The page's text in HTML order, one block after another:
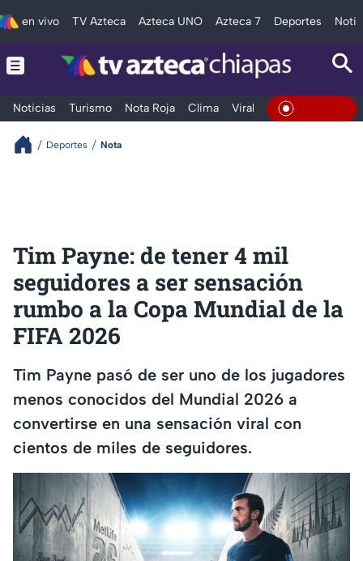
en vivo TV Azteca Azteca UNO Azteca 7 Deportes
Noticias Turismo Nota Roja Clima Viral y Tendencia En Vivo
Deportes Nota
Tim Payne: de tener 4 mil
seguidores a ser sensación
rumbo a la Copa Mundial de la
FIFA 2026
Tim Payne pasó de ser uno de los jugadores
menos conocidos del Mundial 2026 a
convertirse en una sensación viral con
cientos de miles de seguidores.